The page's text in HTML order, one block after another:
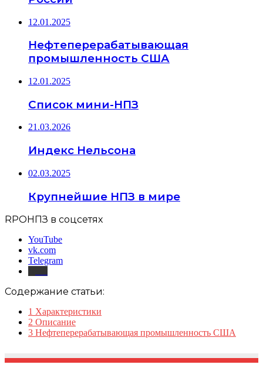
12.01.2025
Нефтеперерабатывающая
промышленность США
12.01.2025
Список мини-НПЗ
21.03.2026
Индекс Нельсона
02.03.2025
Крупнейшие НПЗ в мире
RPOНПЗ в соцсетях
YouTube
vk.com
Telegram
Содержание статьи:
1 Характеристики
2 Описание
3 Нефтеперерабатывающая промышленность США